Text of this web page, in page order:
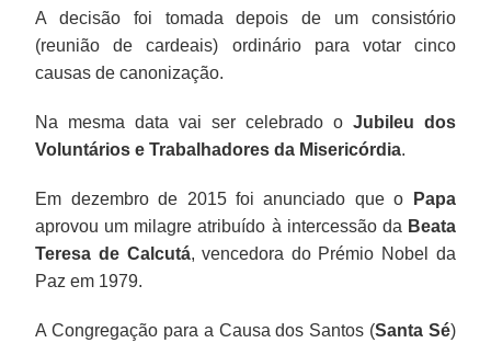
A decisão foi tomada depois de um consistório
(reunião de cardeais) ordinário para votar cinco
causas de canonização.
Na mesma data vai ser celebrado o Jubileu dos
Voluntários e Trabalhadores da Misericórdia.
Em dezembro de 2015 foi anunciado que o
Papa
aprovou um milagre atribuído à intercessão da Beata
Teresa de Calcutá, vencedora do Prémio Nobel da
Paz em 1979.
A Congregação para a Causa dos Santos (Santa Sé)